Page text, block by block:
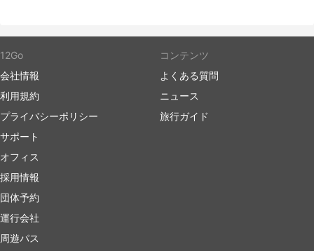
12Go
会社情報
利用規約
プライバシーポリシー
サポート
オフィス
採用情報
団体予約
運行会社
周遊パス
コンテンツ
よくある質問
ニュース
旅行ガイド